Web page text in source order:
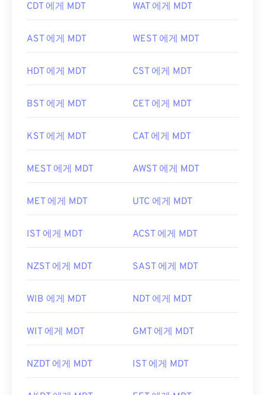
CDT 에게 MDT WAT 에게 MDT
AST 에게 MDT WEST 에게 MDT
HDT 에게 MDT CST 에게 MDT
BST 에게 MDT CET 에게 MDT
KST 에게 MDT CAT 에게 MDT
MEST 에게 MDT AWST 에게 MDT
MET 에게 MDT UTC 에게 MDT
IST 에게 MDT ACST 에게 MDT
NZST 에게 MDT SAST 에게 MDT
WIB 에게 MDT NDT 에게 MDT
WIT 에게 MDT GMT 에게 MDT
NZDT 에게 MDT IST 에게 MDT